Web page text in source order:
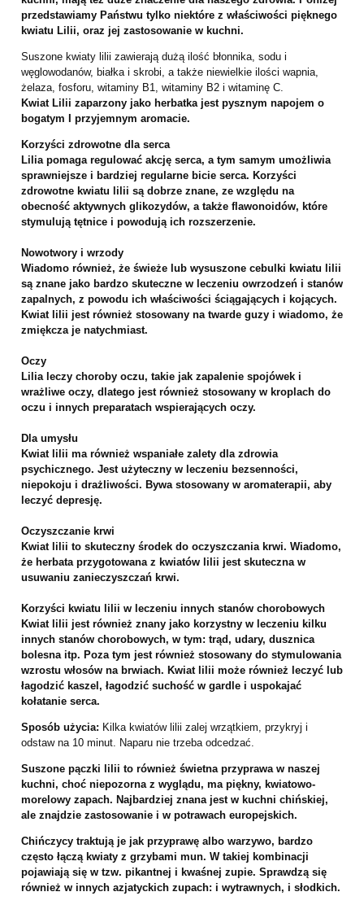
przedstawiamy Państwu tylko niektóre z właściwości pięknego
kwiatu Lilii, oraz jej zastosowanie w kuchni.
Suszone kwiaty lilii zawierają dużą ilość błonnika, sodu i
węglowodanów, białka i skrobi, a także niewielkie ilości wapnia,
żelaza, fosforu, witaminy B1, witaminy B2 i witaminę C.
Kwiat Lilii zaparzony jako herbatka jest pysznym napojem o
bogatym I przyjemnym aromacie.
Korzyści zdrowotne dla serca
Lilia pomaga regulować akcję serca, a tym samym umożliwia
sprawniejsze i bardziej regularne bicie serca. Korzyści
zdrowotne kwiatu lilii są dobrze znane, ze względu na
obecność aktywnych glikozydów, a także flawonoidów, które
stymulują tętnice i powodują ich rozszerzenie.
Nowotwory i wrzody
Wiadomo również, że świeże lub wysuszone cebulki kwiatu lilii
są znane jako bardzo skuteczne w leczeniu owrzodzeń i stanów
zapalnych, z powodu ich właściwości ściągających i kojących.
Kwiat lilii jest również stosowany na twarde guzy i wiadomo, że
zmiękcza je natychmiast.
Oczy
Lilia leczy choroby oczu, takie jak zapalenie spojówek i
wrażliwe oczy, dlatego jest również stosowany w kroplach do
oczu i innych preparatach wspierających oczy.
Dla umysłu
Kwiat lilii ma również wspaniałe zalety dla zdrowia
psychicznego. Jest użyteczny w leczeniu bezsenności,
niepokoju i drażliwości. Bywa stosowany w aromaterapii, aby
leczyć depresję.
Oczyszczanie krwi
Kwiat lilii to skuteczny środek do oczyszczania krwi. Wiadomo,
że herbata przygotowana z kwiatów lilii jest skuteczna w
usuwaniu zanieczyszczań krwi.
Korzyści kwiatu lilii w leczeniu innych stanów chorobowych
Kwiat lilii jest również znany jako korzystny w leczeniu kilku
innych stanów chorobowych, w tym: trąd, udary, dusznica
bolesna itp. Poza tym jest również stosowany do stymulowania
wzrostu włosów na brwiach. Kwiat lilii może również leczyć lub
łagodzić kaszel, łagodzić suchość w gardle i uspokajać
kołatanie serca.
Sposób użycia: Kilka kwiatów lilii zalej wrzątkiem, przykryj i
odstaw na 10 minut. Naparu nie trzeba odcedzać.
Suszone pączki lilii to również świetna przyprawa w naszej
kuchni, choć niepozorna z wyglądu, ma piękny, kwiatowo-
morelowy zapach. Najbardziej znana jest w kuchni chińskiej,
ale znajdzie zastosowanie i w potrawach europejskich.
Chińczycy traktują je jak przyprawę albo warzywo, bardzo
często łączą kwiaty z grzybami mun. W takiej kombinacji
pojawiają się w tzw. pikantnej i kwaśnej zupie. Sprawdzą się
również w innych azjatyckich zupach: i wytrawnych, i słodkich.